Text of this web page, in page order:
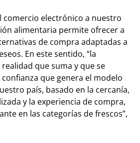
comercio electrónico a nuestro
alimentaria permite ofrecer a
de compra adaptadas a
En este sentido, “la
que suma y que se
que genera el modelo
país, basado en la cercanía,
y la experiencia de compra,
en las categorías de frescos”,